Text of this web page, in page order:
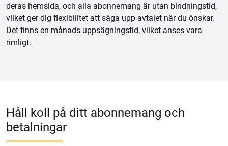
deras hemsida, och alla abonnemang är utan bindningstid,
vilket ger dig flexibilitet att säga upp avtalet när du önskar.
Det finns en månads uppsägningstid, vilket anses vara
rimligt.
Håll koll på ditt abonnemang och
betalningar